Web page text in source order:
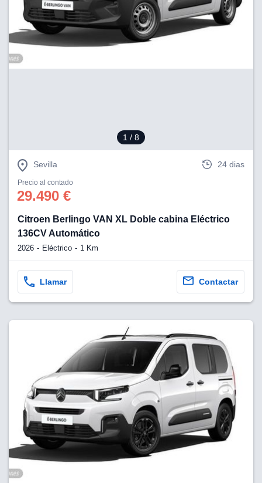
1 / 8
Sevilla 24 dias
Precio al contado
29.490 €
Citroen Berlingo VAN XL Doble cabina Eléctrico
136CV Automático
2026 Eléctrico 1 Km
Llamar Contactar